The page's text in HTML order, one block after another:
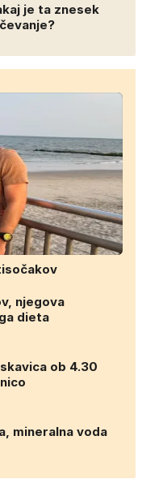
je ta znesek
njegova
dieta
ob 4.30
mineralna voda